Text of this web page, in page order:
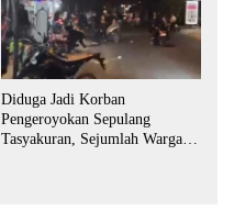
Diduga Jadi Korban
Pengeroyokan Sepulang
Tasyakuran, Sejumlah Warga